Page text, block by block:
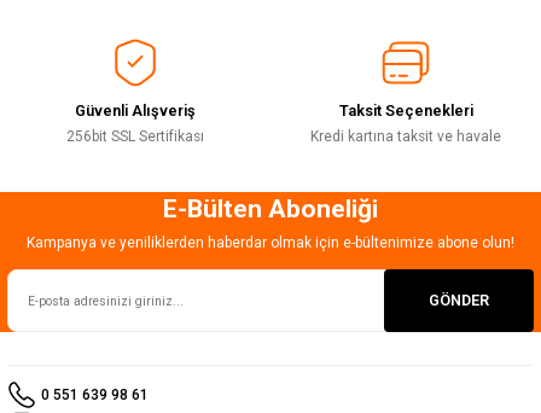
Bu ürüne benzer farklı alternatifler olmalı.
Gönder
Güvenli Alışveriş
256bit SSL Sertifikası
Taksit Seçenekleri
Kredi kartına taksit ve havale
E-Bülten Aboneliği
Kampanya ve yeniliklerden haberdar olmak için e-bültenimize abone olun!
GÖNDER
0 551 639 98 61